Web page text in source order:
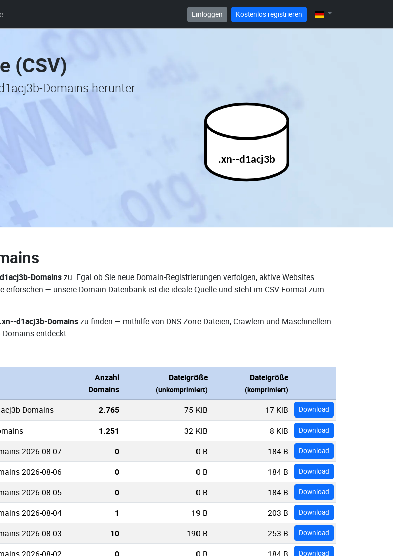
Einloggen Kostenlos registrieren
(CSV)
Domains herunter
.xn--d1acj3b
Domainszu. Egal ob Sie neue Domain-Registrierungen verfolgen, aktive Websites
erforschen — unsere Domain-Datenbank ist die ideale Quelle und steht im CSV-Format zum
d1acj3b-Domainszu finden — mithilfe von DNS-Zone-Dateien, Crawlern und Maschinellem
Domains entdeckt.
Anzahl
Domains
Dateigröße
(unkomprimiert)
Dateigröße
(komprimiert)
Domains 2.765 75 KiB 17 KiB Download
1.251 32 KiB 8 KiB Download
2026-08-07 0 0 B 184 B Download
2026-08-06 0 0 B 184 B Download
2026-08-05 0 0 B 184 B Download
2026-08-04 1 19 B 203 B Download
2026-08-03 10 190 B 253 B Download
Download